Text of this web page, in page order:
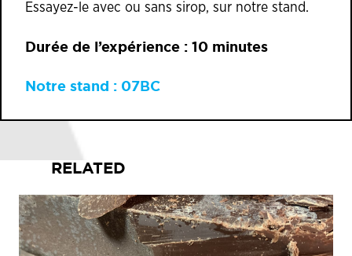
Essayez-le avec ou sans sirop, sur notre stand.
Durée de l’expérience : 10 minutes
Notre stand : 07BC
RELATED